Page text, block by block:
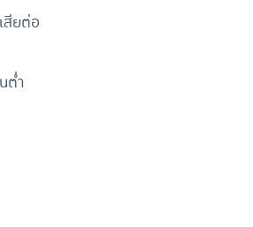
สียต่อ
ต่ำ